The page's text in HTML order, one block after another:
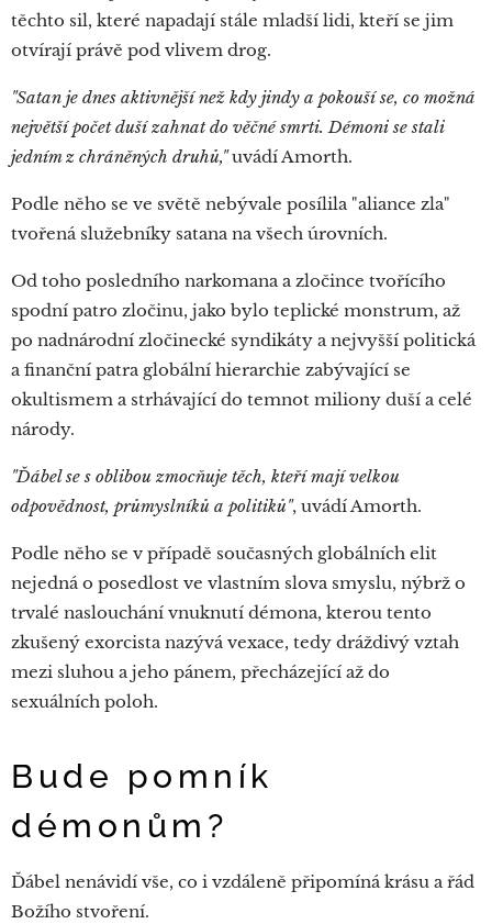
těchto sil, které napadají stále mladší lidi, kteří se jim
otvírají právě pod vlivem drog.
"Satan je dnes aktivnější než kdy jindy a pokouší se, co možná
největší počet duší zahnat do věčné smrti. Démoni se stali
jedním z chráněných druhů,"uvádí Amorth.
Podle něho se ve světě nebývale posílila "aliance zla"
tvořená služebníky satana na všech úrovních.
Od toho posledního narkomana a zločince tvořícího
spodní patro zločinu, jako bylo teplické monstrum, až
po nadnárodní zločinecké syndikáty a nejvyšší politická
a finanční patra globální hierarchie zabývající se
okultismem a strhávající do temnot miliony duší a celé
národy.
"Ďábel se s oblibou zmocňuje těch, kteří mají velkou
odpovědnost, průmyslníků a politiků", uvádí Amorth.
Podle něho se v případě současných globálních elit
nejedná o posedlost ve vlastním slova smyslu, nýbrž o
trvalé naslouchání vnuknutí démona, kterou tento
zkušený exorcista nazývá vexace, tedy dráždivý vztah
mezi sluhou a jeho pánem, přecházející až do
sexuálních poloh.
Bude pomník
démonům?
Ďábel nenávidí vše, co i vzdáleně připomíná krásu a řád
Božího stvoření.